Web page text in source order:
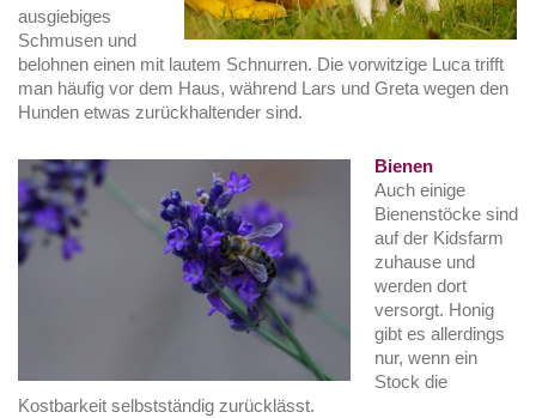
ausgiebiges
Schmusen und
belohnen einen mit lautem Schnurren. Die vorwitzige Luca trifft
man häufig vor dem Haus, während Lars und Greta wegen den
Hunden etwas zurückhaltender sind.
Bienen
Auch einige
Bienenstöcke sind
auf der Kidsfarm
zuhause und
werden dort
versorgt. Honig
gibt es allerdings
nur, wenn ein
Stock die
Kostbarkeit selbstständig zurücklässt.